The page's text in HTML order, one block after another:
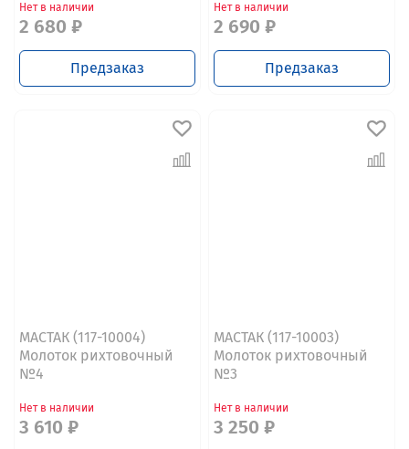
Нет в наличии
2 680 ₽
Предзаказ
Нет в наличии
2 690 ₽
Предзаказ
МАСТАК (117-10004)
Молоток рихтовочный
№4
Нет в наличии
3 610 ₽
МАСТАК (117-10003)
Молоток рихтовочный
№3
Нет в наличии
3 250 ₽